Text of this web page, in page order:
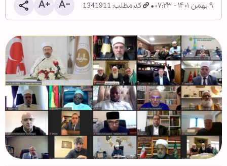
۹ بهمن ۱۴۰۱ - ۰۷:۲۳ کد مطلب: 1341911